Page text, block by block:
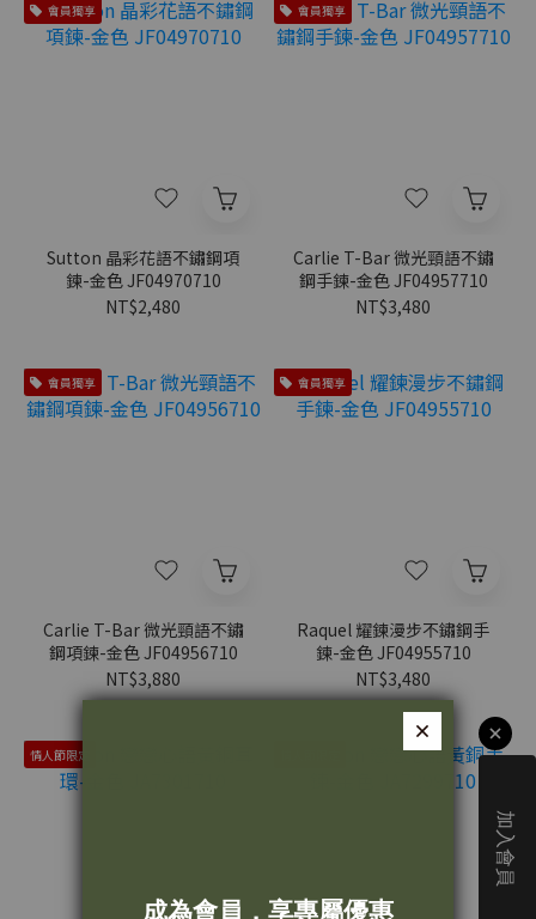
會員獨享
Sutton 晶彩花語不鏽鋼項
鍊-金色 JF04970710
NT$2,480
會員獨享
Carlie T-Bar 微光頸語不鏽
鋼手鍊-金色 JF04957710
NT$3,480
會員獨享
Carlie T-Bar 微光頸語不鏽
鋼項鍊-金色 JF04956710
NT$3,880
會員獨享
Raquel 耀鍊漫步不鏽鋼手
鍊-金色 JF04955710
NT$3,480
情人節限定